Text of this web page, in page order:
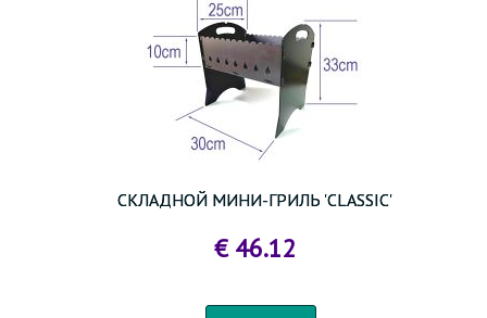
СКЛАДНОЙ МИНИ-ГРИЛЬ 'CLASSIC'
€ 46.12